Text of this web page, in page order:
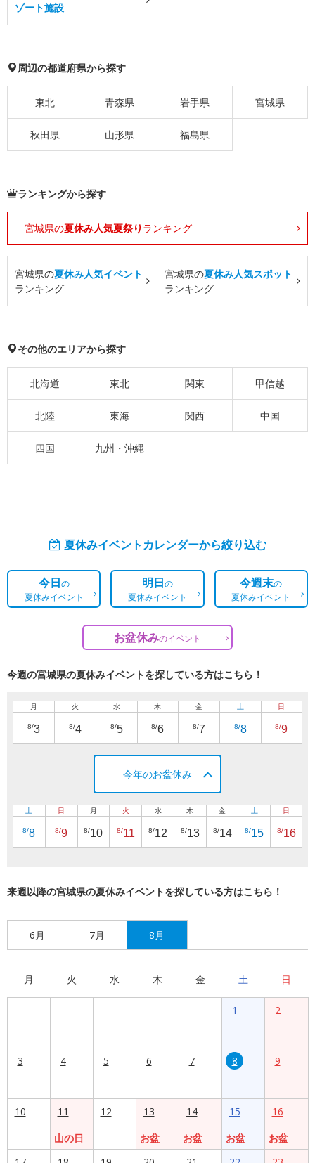
ゾート施設
周辺の都道府県から探す
東北 青森県 岩手県 宮城県
秋田県 山形県 福島県
ランキングから探す
宮城県の夏休み人気夏祭り ランキング
宮城県の夏休み人気イベント
ランキング
宮城県の夏休み人気スポット
ランキング
その他のエリアから探す
北海道 東北 関東 甲信越
北陸 東海 関西 中国
四国 九州・沖縄
夏休みイベントカレンダーから絞り込む
今日の
夏休みイベント
明日の
夏休みイベント
今週末の
夏休みイベント
お盆休みのイベント
今週の宮城県の夏休みイベントを探している方はこちら！
月
8/3
火
8/4
水
8/5
木
8/6
金
8/7
土
8/8
日
8/9
今年のお盆休み
土
8/8
日
8/9
月
8/10
火
8/11
水
8/12
木
8/13
金
8/14
土
8/15
日
8/16
来週以降の宮城県の夏休みイベントを探している方はこちら！
6月 7月 8月
月 火 水 木 金 土 日
1 2
3 4 5 6 7 8 9
10
11
山の日
12
13
お盆
14
お盆
15
お盆
16
お盆